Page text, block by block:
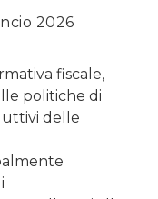
2026
fiscale,
politiche di
delle